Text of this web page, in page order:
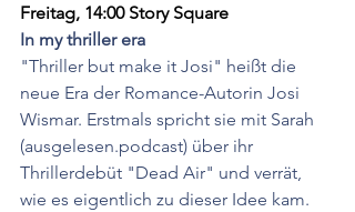
Freitag, 14:00 Story Square
In my thriller era
"Thriller but make it Josi" heißt die
neue Era der Romance-Autorin Josi
Wismar. Erstmals spricht sie mit Sarah
(ausgelesen.podcast) über ihr
Thrillerdebüt "Dead Air" und verrät,
wie es eigentlich zu dieser Idee kam.